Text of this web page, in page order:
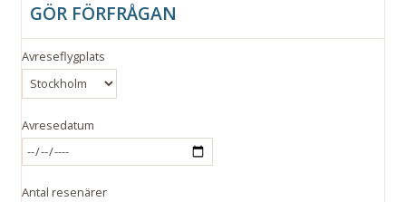
GÖR FÖRFRÅGAN
Avreseflygplats
Avresedatum
Antal resenärer